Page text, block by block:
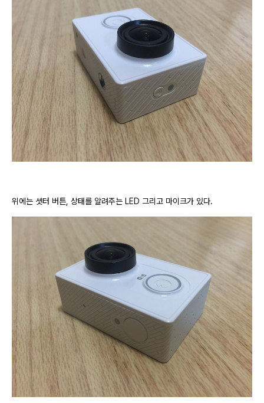
위에는 셧터 버튼, 상태를 알려주는 LED 그리고 마이크가 있다.